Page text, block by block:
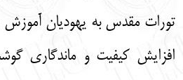
تورات مقدس به یهودیان آموزش
افزایش کیفیت و ماندگاری